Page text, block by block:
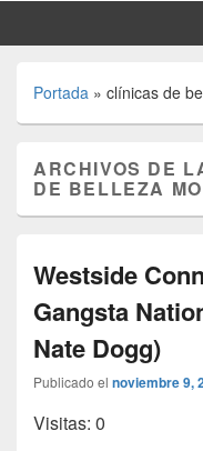
Portada » clínicas de
ARCHIVOS DE
DE BELLEZA
Westside
Gangsta
Nate Dogg)
Publicado el noviembre 9,
Visitas: 0